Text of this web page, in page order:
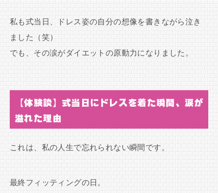
私も式当日、ドレス姿の自分の想像を書きながら泣き
ました（笑）
でも、その涙がダイエットの原動力になりました。
【体験談】式当日にドレスを着た瞬間、涙が
溢れた理由
これは、私の人生で忘れられない瞬間です。
最終フィッティングの日。